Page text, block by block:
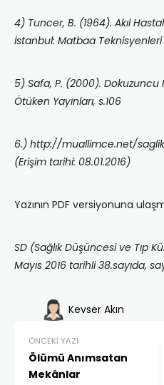
4) Tuncer, B. (1964). Akıl
İstanbul: Matbaa Teknisyenleri
5) Safa, P. (2000). Dokuzuncu
Ötüken Yayınları, s.106
6.) http://muallimce.net/
(Erişim tarihi: 08.01.2016)
Yazının PDF versiyonuna
SD (Sağlık Düşüncesi ve Tıp
Mayıs 2016 tarihli 38.sayıda,
Kevser Akın
ÖNCEKI YAZI
Ölümü Anımsatan
Mekânlar